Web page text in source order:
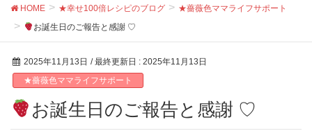
HOME ★幸せ100倍レシピのブログ
★薔薇色ママライフサポート
お誕生日のご報告と感謝 ♡
2025年11月13日 / 最終更新日 : 2025年11月13日
★薔薇色ママライフサポート
お誕生日のご報告と感謝 ♡